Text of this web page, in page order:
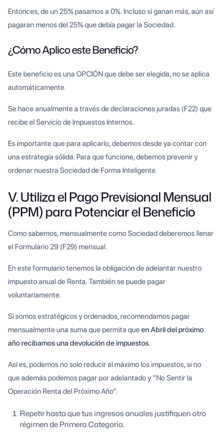
Entonces, de un 25% pasamos a 0%. Incluso si ganan más, aún así
pagaran menos del 25% que debía pagar la Sociedad.
¿Cómo Aplico este Beneficio?
Este beneficio es una OPCIÓN que debe ser elegida, no se aplica
automáticamente.
Se hace anualmente a través de declaraciones juradas (F22) que
recibe el Servicio de Impuestos Internos.
Es importante que para aplicarlo, debemos desde ya contar con
una estrategia sólida. Para que funcione, debemos prevenir y
ordenar nuestra Sociedad de Forma Inteligente.
V. Utiliza el Pago Previsional Mensual
(PPM) para Potenciar el Beneficio
Como sabemos, mensualmente como Sociedad deberemos llenar
el Formulario 29 (F29) mensual.
En este formulario tenemos la obligación de adelantar nuestro
impuesto anual de Renta. También se puede pagar
voluntariamente.
Si somos estratégicos y ordenados, recomendamos pagar
mensualmente una suma que permita queen Abril del próximo
año recibamos una devolución de impuestos.
Así es, podemos no solo reducir al máximo los impuestos, si no
que además podemos pagar por adelantado y “No Sentir la
Operación Renta del Próximo Año”.
Repetir hasta que tus ingresos anuales justifiquen otro
régimen de Primera Categoría.